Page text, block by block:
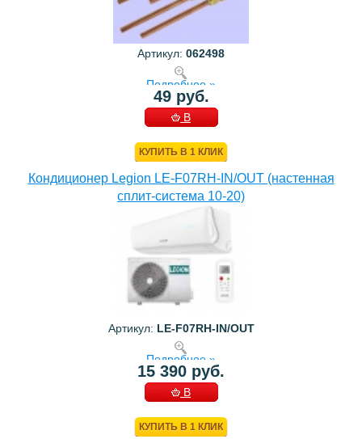
Артикул: 062498
Подробнее »
49 руб.
В
КУПИТЬ В 1 КЛИК
Кондиционер Legion LE-F07RH-IN/OUT (настенная
сплит-система 10-20)
Артикул: LE-F07RH-IN/OUT
Подробнее »
15 390 руб.
В
КУПИТЬ В 1 КЛИК